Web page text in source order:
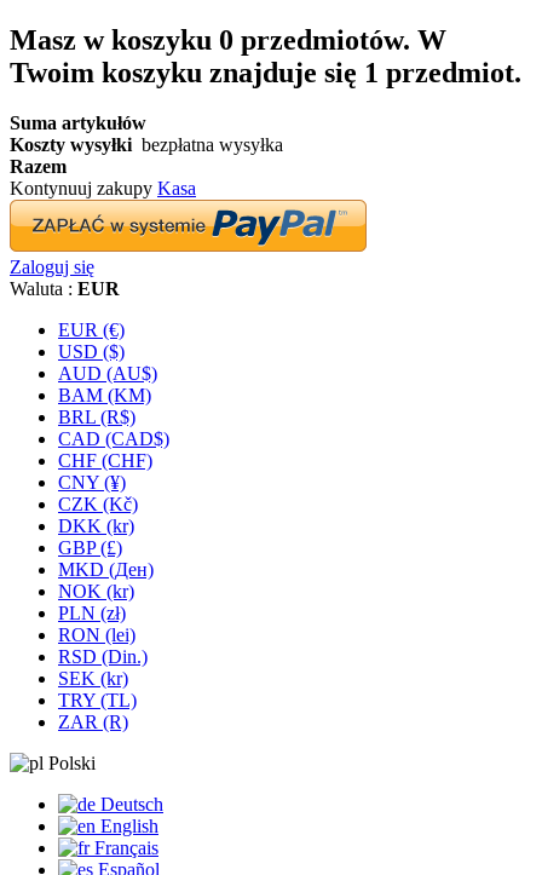
Masz w koszyku 0 przedmiotów. W
Twoim koszyku znajduje się 1 przedmiot.
Suma artykułów
Koszty wysyłki bezpłatna wysyłka
Razem
Kontynuuj zakupy Kasa
Zaloguj się
Waluta : EUR
EUR (€)
USD ($)
AUD (AU$)
BAM (KM)
BRL (R$)
CAD (CAD$)
CHF (CHF)
CNY (¥)
CZK (Kč)
DKK (kr)
GBP (£)
MKD (Ден)
NOK (kr)
PLN (zł)
RON (lei)
RSD (Din.)
SEK (kr)
TRY (TL)
ZAR (R)
Polski
Deutsch
English
Français
Español